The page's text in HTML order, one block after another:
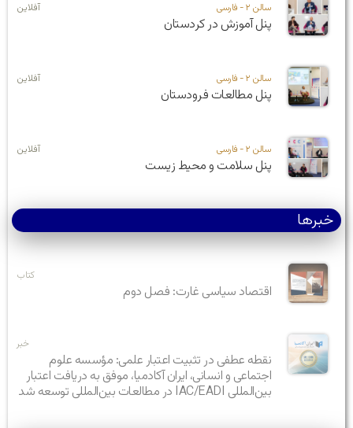
سالن ۲ - فارسی آفلاین
پنل آموزش در کردستان
سالن ۲ - فارسی آفلاین
پنل مطالعات فرودستان
سالن ۲ - فارسی آفلاین
پنل سلامت و محیط زیست
خبرها
کتاب
اقتصاد سیاسی غارت: فصل دوم
خبر
نقطه عطفی در تثبیت اعتبار علمی: مؤسسه علوم
اجتماعی و انسانی، ایران آکادمیا، موفق به دریافت اعتبار
بین‌المللی IAC/EADI در مطالعات بین‌المللی توسعه شد